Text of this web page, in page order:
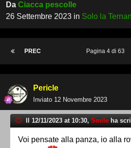
Da Ciacca pescolle
26 Settembre 2023 in Solo la
PREC Pagina 4 di 63
Pericle
Inviato 12 Novembre 2023
Il 12/11/2023 at 10:30, Smile ha
Voi pensate alla panza, io alla